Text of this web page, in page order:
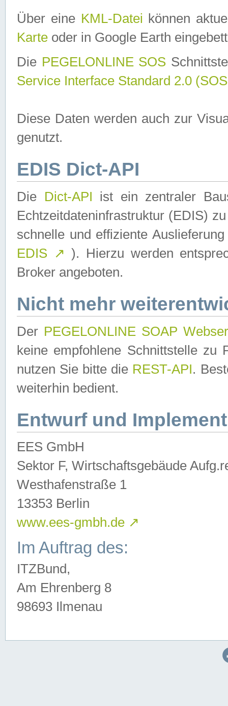
Über eine KML-Datei können
Karte oder in Google Earth
Die PEGELONLINE SOS
Service Interface Standard 2.0
Diese Daten werden auch zur
genutzt.
EDIS Dict-API
Die Dict-API ist ein zentraler
Echtzeitdateninfrastruktur (EDIS)
schnelle und effiziente
EDIS ↗ ). Hierzu werden
Broker angeboten.
Nicht mehr
Der PEGELONLINE SOAP
keine empfohlene Schnittstelle zu
nutzen Sie bitte die REST-API.
weiterhin bedient.
Entwurf und
EES GmbH
Sektor F, Wirtschaftsgebäude
Westhafenstraße 1
13353 Berlin
www.ees-gmbh.de ↗
Im Auftrag des:
ITZBund,
Am Ehrenberg 8
98693 Ilmenau